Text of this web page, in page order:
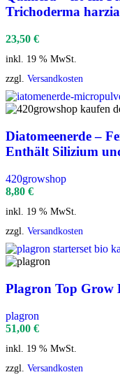
Trichoderma
23,50 €
inkl. 19 % MwSt.
zzgl. Versandkosten
Diatomeenerde –
Enthält Silizium
420growshop
8,80 €
inkl. 19 % MwSt.
zzgl. Versandkosten
Plagron Top Grow
plagron
51,00 €
inkl. 19 % MwSt.
zzgl. Versandkosten